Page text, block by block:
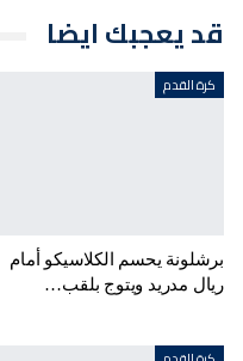
قد يعجبك ايضا
كرة القدم
برشلونة يحسم الكلاسيكو أمام
ريال مدريد ويتوج بلقب…